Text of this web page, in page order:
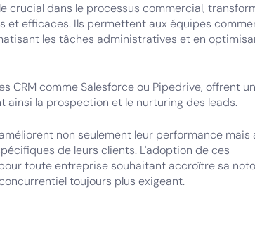
crucial dans le processus commercial,
et efficaces. Ils permettent aux équipes
les tâches administratives et en
CRM comme Salesforce ou Pipedrive, offrent
ainsi la prospection et le nurturing des leads.
non seulement leur performance mais
de leurs clients. L'adoption de ces
toute entreprise souhaitant accroître sa
toujours plus exigeant.